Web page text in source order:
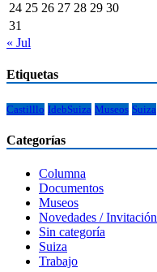
24 25 26 27 28 29 30
31
« Jul
Etiquetas
Castilllo IdebSuiza Museos Suiza
Categorías
Columna
Documentos
Museos
Novedades / Invitación
Sin categoría
Suiza
Trabajo